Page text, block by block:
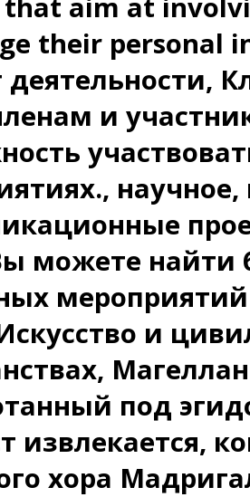
that aim at
their personal
деятельности,
и
можете найти
и
под
извлекается,
хора